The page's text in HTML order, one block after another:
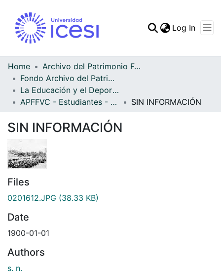
Log In
Home
Archivo del Patrimonio Fotográfico y Fílmico del Valle del Cauca
Fondo Archivo del Patrimonio Fotográfico y Fílmico del Valle del Cauca
La Educación y el Deporte
APFFVC - Estudiantes - Patrimonial
SIN INFORMACIÓN
SIN INFORMACIÓN
Files
0201612.JPG (38.33 KB)
Date
1900-01-01
Authors
s. n.